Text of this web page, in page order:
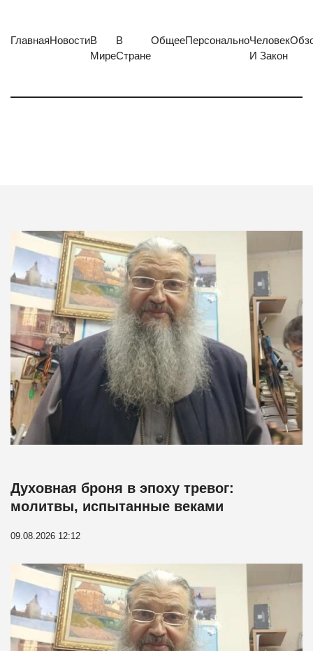
ГлавнаяНовостиВ
Мире
В
Стране
ОбщееПерсональноЧеловек
И Закон
Духовная броня в эпоху тревог:
молитвы, испытанные веками
09.08.2026 12:12